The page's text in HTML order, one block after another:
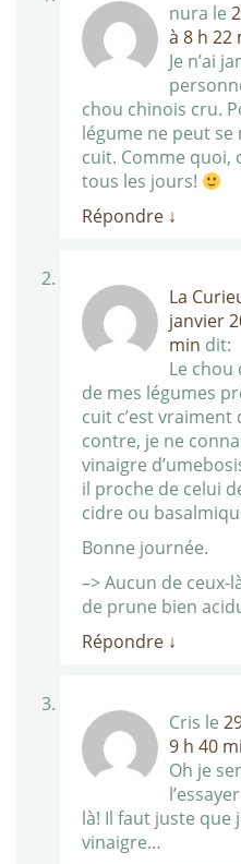
nura le
à 8 h 22
Je n’ai
chou chinois cru.
légume ne peut se
cuit. Comme quoi,
tous les jours!
Répondre ↓
La
janvier
min dit:
Le chou
de mes légumes
cuit c’est vraiment
contre, je ne
vinaigre
il proche de celui
cidre ou
Bonne journée.
–> Aucun de ceux-
de prune bien
Répondre ↓
Cris le
9 h 40
Oh je
là! Il faut juste que
vinaigre…